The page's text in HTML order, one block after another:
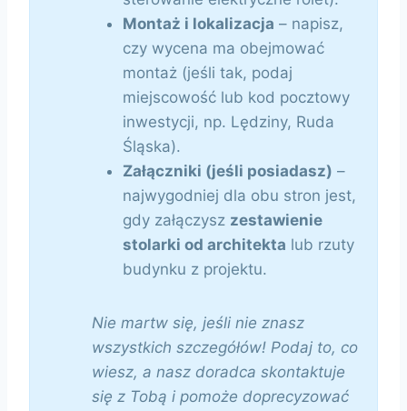
Montaż i lokalizacja – napisz,
czy wycena ma obejmować
montaż (jeśli tak, podaj
miejscowość lub kod pocztowy
inwestycji, np. Lędziny, Ruda
Śląska).
Załączniki (jeśli posiadasz) –
najwygodniej dla obu stron jest,
gdy załączysz zestawienie
stolarki od architekta lub rzuty
budynku z projektu.
Nie martw się, jeśli nie znasz
wszystkich szczegółów! Podaj to, co
wiesz, a nasz doradca skontaktuje
się z Tobą i pomoże doprecyzować